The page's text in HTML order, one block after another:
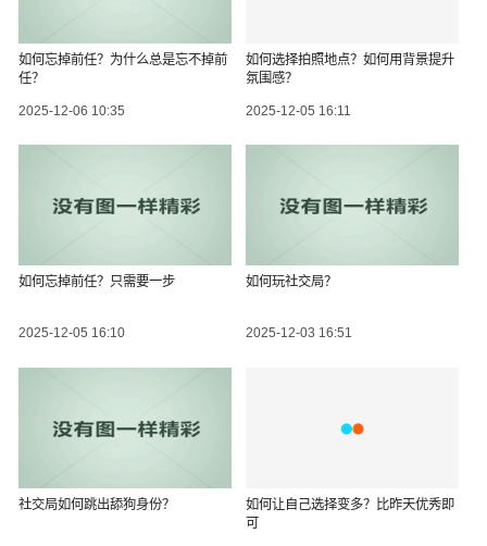
如何忘掉前任？为什么总是忘不掉前
任？
2025-12-06 10:35
如何选择拍照地点？如何用背景提升
氛围感？
2025-12-05 16:11
如何忘掉前任？只需要一步
2025-12-05 16:10
如何玩社交局？
2025-12-03 16:51
社交局如何跳出舔狗身份？
如何让自己选择变多？比昨天优秀即
可